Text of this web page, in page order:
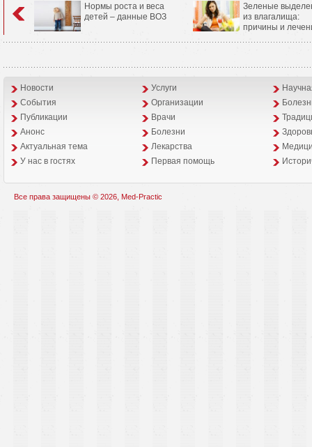
Нормы роста и веса
детей – данные ВОЗ
Зеленые
из влагалища:
причины и
Новости Услуги
События
Организации
Публикации
Врачи
Анонс
Болезни
Aктуальная тема
Лекарства
У нас в гостях
Первая помощь
Все права защищены © 2026, Med-Practic